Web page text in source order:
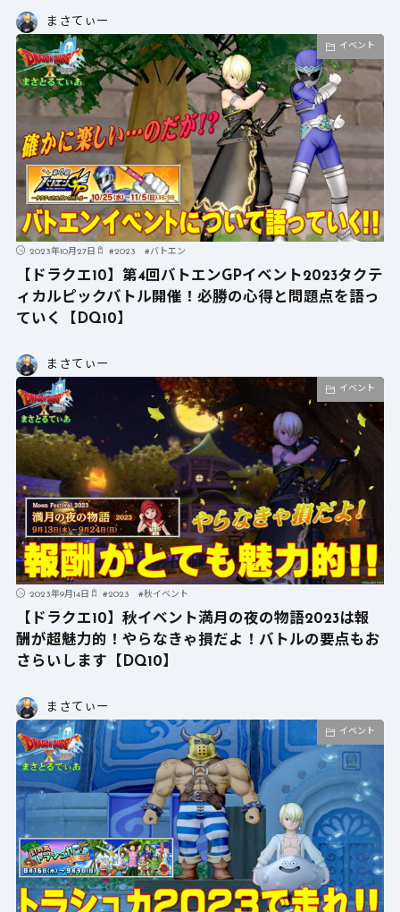
まさてぃー
イベント
2023年10月27日 #2023 #バトエン
【ドラクエ10】第4回バトエンGPイベント2023タクテ
ィカルピックバトル開催！必勝の心得と問題点を語っ
ていく【DQ10】
まさてぃー
イベント
2023年9月14日 #2023 #秋イベント
【ドラクエ10】秋イベント満月の夜の物語2023は報
酬が超魅力的！やらなきゃ損だよ！バトルの要点もお
さらいします【DQ10】
まさてぃー
イベント